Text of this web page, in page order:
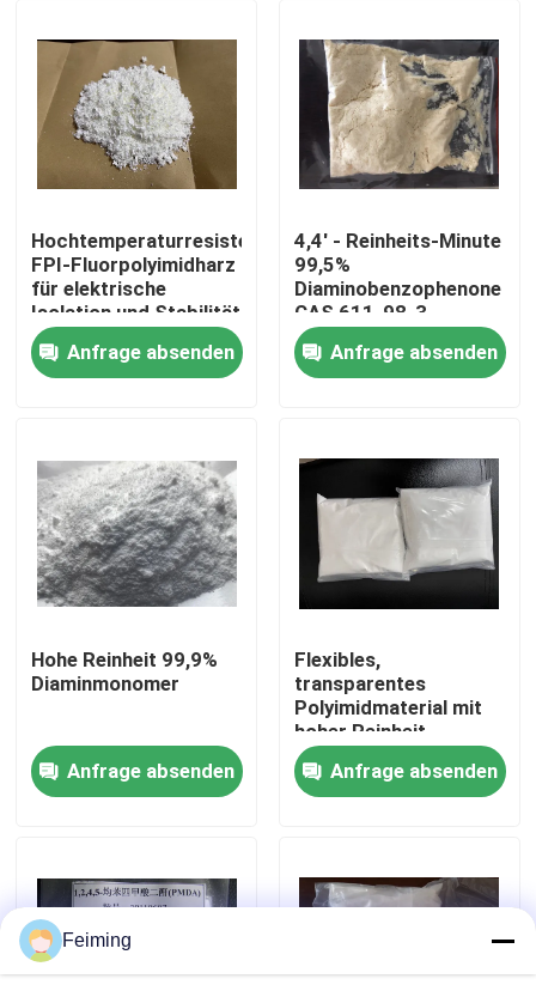
Haus
Produkte
Über uns
Fabrik-Ausflug
Qualitätskontrolle
Treten Sie mit uns in Verbindung
Polyimide-Monomere
Beschichtendes Gummimaterial
Hochtemperaturresistentes
FPI-Fluorpolyimidharz
für elektrische
Isolation und Stabilität
in rauen Umgebungen
Anfrage absenden
4,4' - Reinheits-Minute
99,5%
Diaminobenzophenone
CAS 611-98-3
Polyimide-Monomere
Anfrage absenden
Hohe Reinheit 99,9%
Diaminmonomer
Anfrage absenden
Flexibles,
transparentes
Polyimidmaterial mit
hoher Reinheit
Anfrage absenden
Feiming